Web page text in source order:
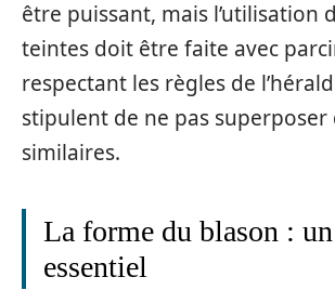
être puissant, mais l’utilisation
teintes doit être faite avec
respectant les règles de
stipulent de ne pas superposer
similaires.
La forme du blason :
essentiel